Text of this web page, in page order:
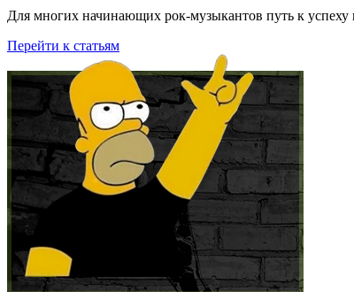
Для многих начинающих рок-музыкантов путь к
Перейти к статьям